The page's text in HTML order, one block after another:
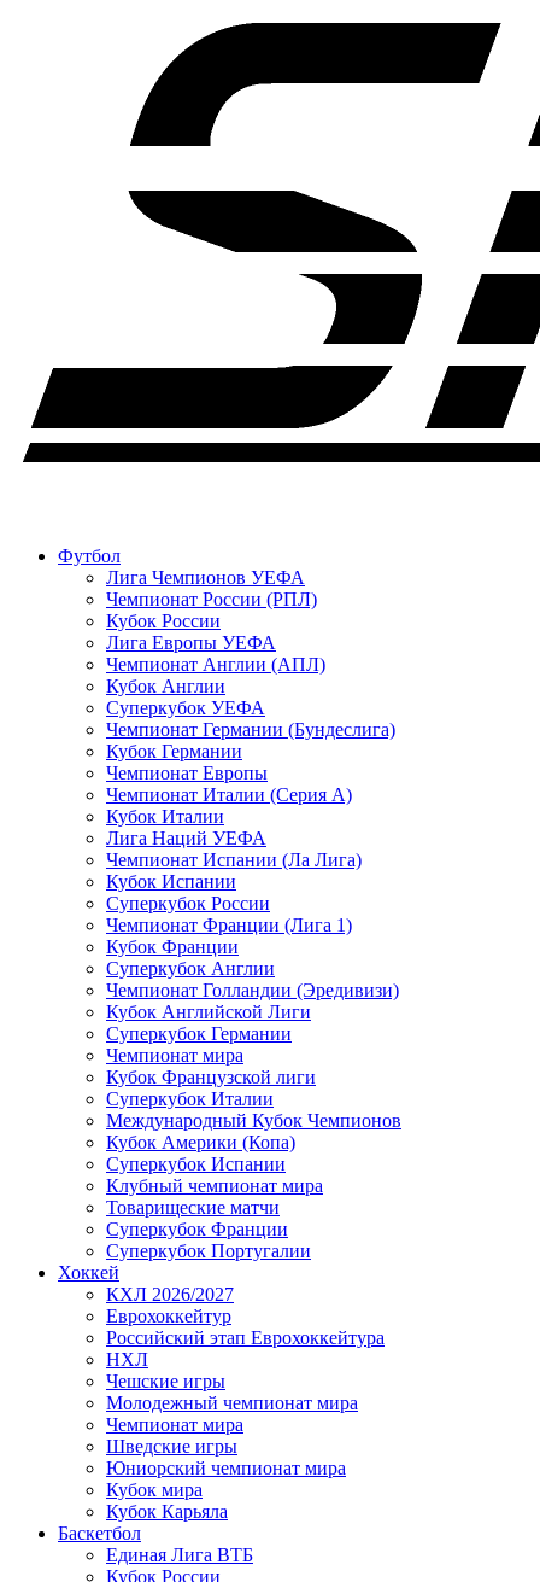
Футбол
Лига Чемпионов УЕФА
Чемпионат России (РПЛ)
Кубок России
Лига Европы УЕФА
Чемпионат Англии (АПЛ)
Кубок Англии
Суперкубок УЕФА
Чемпионат Германии (Бундеслига)
Кубок Германии
Чемпионат Европы
Чемпионат Италии (Серия А)
Кубок Италии
Лига Наций УЕФА
Чемпионат Испании (Ла Лига)
Кубок Испании
Суперкубок России
Чемпионат Франции (Лига 1)
Кубок Франции
Суперкубок Англии
Чемпионат Голландии (Эредивизи)
Кубок Английской Лиги
Суперкубок Германии
Чемпионат мира
Кубок Французской лиги
Суперкубок Италии
Международный Кубок Чемпионов
Кубок Америки (Копа)
Суперкубок Испании
Клубный чемпионат мира
Товарищеские матчи
Суперкубок Франции
Суперкубок Португалии
Хоккей
КХЛ 2026/2027
Еврохоккейтур
Российский этап Еврохоккейтура
НХЛ
Чешские игры
Молодежный чемпионат мира
Чемпионат мира
Шведские игры
Юниорский чемпионат мира
Кубок мира
Кубок Карьяла
Баскетбол
Единая Лига ВТБ
Кубок России